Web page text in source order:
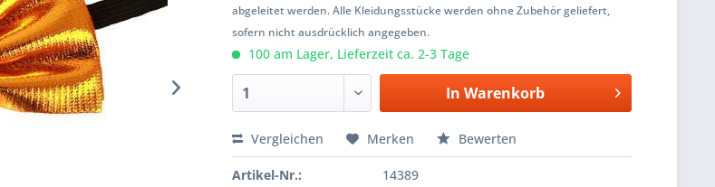
abgeleitet werden. Alle Kleidungsstücke werden ohne Zubehör geliefert,
sofern nicht ausdrücklich angegeben.
100 am Lager, Lieferzeit ca. 2-3 Tage
In Warenkorb
Vergleichen Merken Bewerten
Artikel-Nr.:
14389